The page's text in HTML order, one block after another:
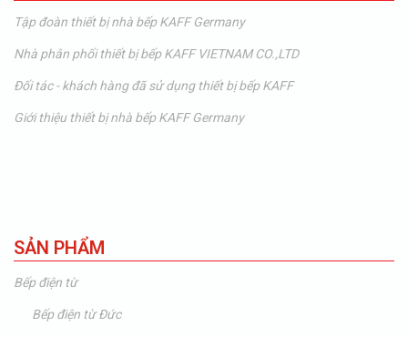
Tập đoàn thiết bị nhà bếp KAFF Germany
Nhà phân phối thiết bị bếp KAFF VIETNAM CO.,LTD
Đối tác - khách hàng đã sử dụng thiết bị bếp KAFF
Giới thiệu thiết bị nhà bếp KAFF Germany
SẢN PHẨM
Bếp điện từ
Bếp điện từ Đức